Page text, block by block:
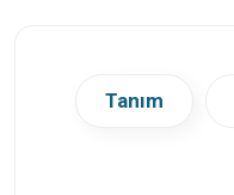
Tanım